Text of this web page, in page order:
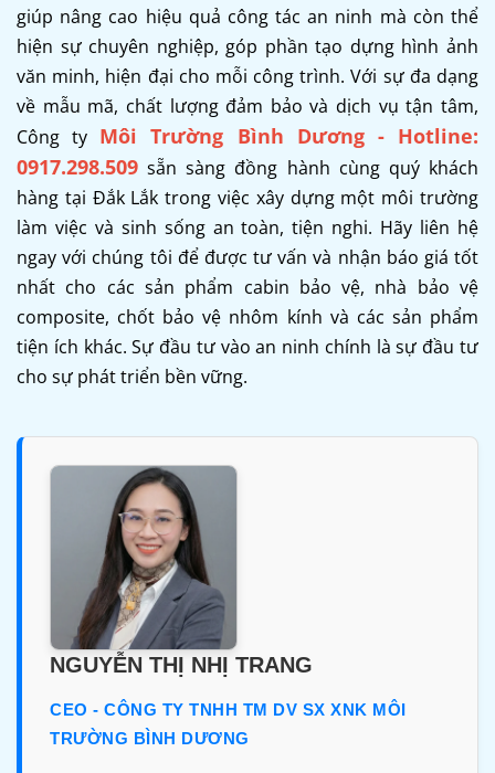
giúp nâng cao hiệu quả công tác an ninh mà còn thể
hiện sự chuyên nghiệp, góp phần tạo dựng hình ảnh
văn minh, hiện đại cho mỗi công trình. Với sự đa dạng
về mẫu mã, chất lượng đảm bảo và dịch vụ tận tâm,
Công ty Môi Trường Bình Dương - Hotline:
0917.298.509 sẵn sàng đồng hành cùng quý khách
hàng tại Đắk Lắk trong việc xây dựng một môi trường
làm việc và sinh sống an toàn, tiện nghi. Hãy liên hệ
ngay với chúng tôi để được tư vấn và nhận báo giá tốt
nhất cho các sản phẩm cabin bảo vệ, nhà bảo vệ
composite, chốt bảo vệ nhôm kính và các sản phẩm
tiện ích khác. Sự đầu tư vào an ninh chính là sự đầu tư
cho sự phát triển bền vững.
NGUYỄN THỊ NHỊ TRANG
CEO - CÔNG TY TNHH TM DV SX XNK MÔI
TRƯỜNG BÌNH DƯƠNG